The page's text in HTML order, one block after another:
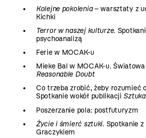
Kolejne pokolenia– warsztaty z
Kichki
Terror w naszej kulturze.
psychoanalizą
Ferie w MOCAK-u
Mieke Bal w MOCAK-u.
Reasonable Doubt
Co trzeba zrobić, żeby rozumieć
Spotkanie wokół publikacji
Poszerzanie pola: postfuturyzm
Życie i śmierć sztuki. Spotkanie
Graczykiem